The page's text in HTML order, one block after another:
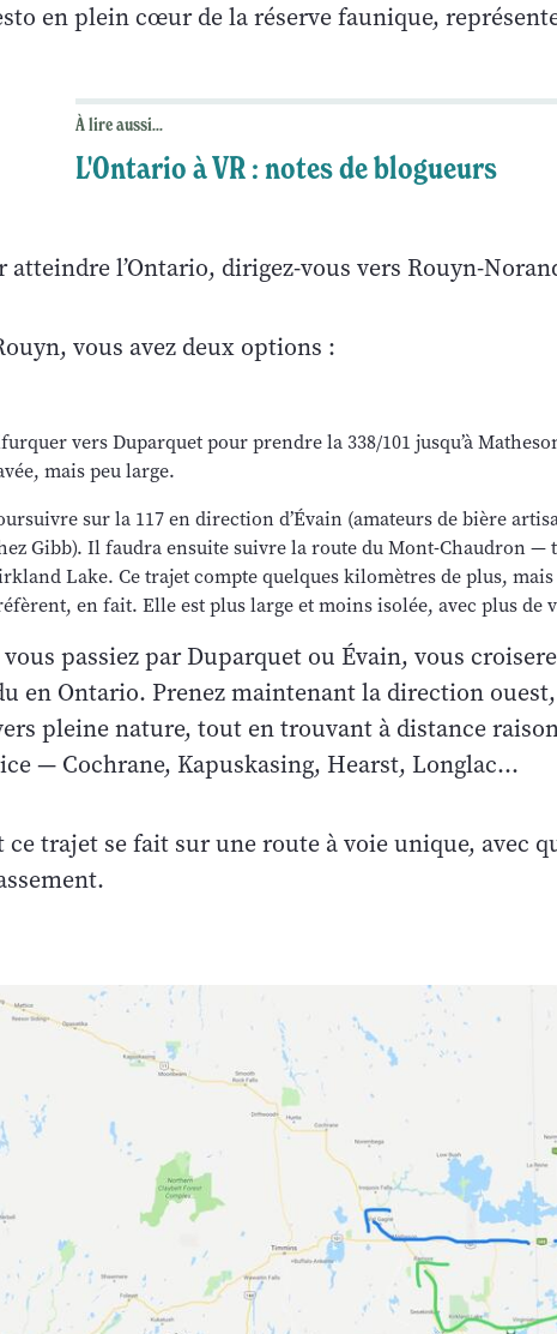
en plein cœur de la réserve faunique,
À lire aussi...
L'Ontario à VR : notes de blogueurs
atteindre l’Ontario, dirigez-vous vers Rouyn-
vous avez deux options :
vers Duparquet pour prendre la 338/101 jusqu’à
mais peu large.
sur la 117 en direction d’Évain (amateurs de bière
Gibb). Il faudra ensuite suivre la route du Mont-Chaudron —
Lake. Ce trajet compte quelques kilomètres de plus,
en fait. Elle est plus large et moins isolée, avec plus de
vous passiez par Duparquet ou Évain, vous
en Ontario. Prenez maintenant la direction
pleine nature, tout en trouvant à distance
— Cochrane, Kapuskasing, Hearst, Longlac…
ce trajet se fait sur une route à voie unique, avec